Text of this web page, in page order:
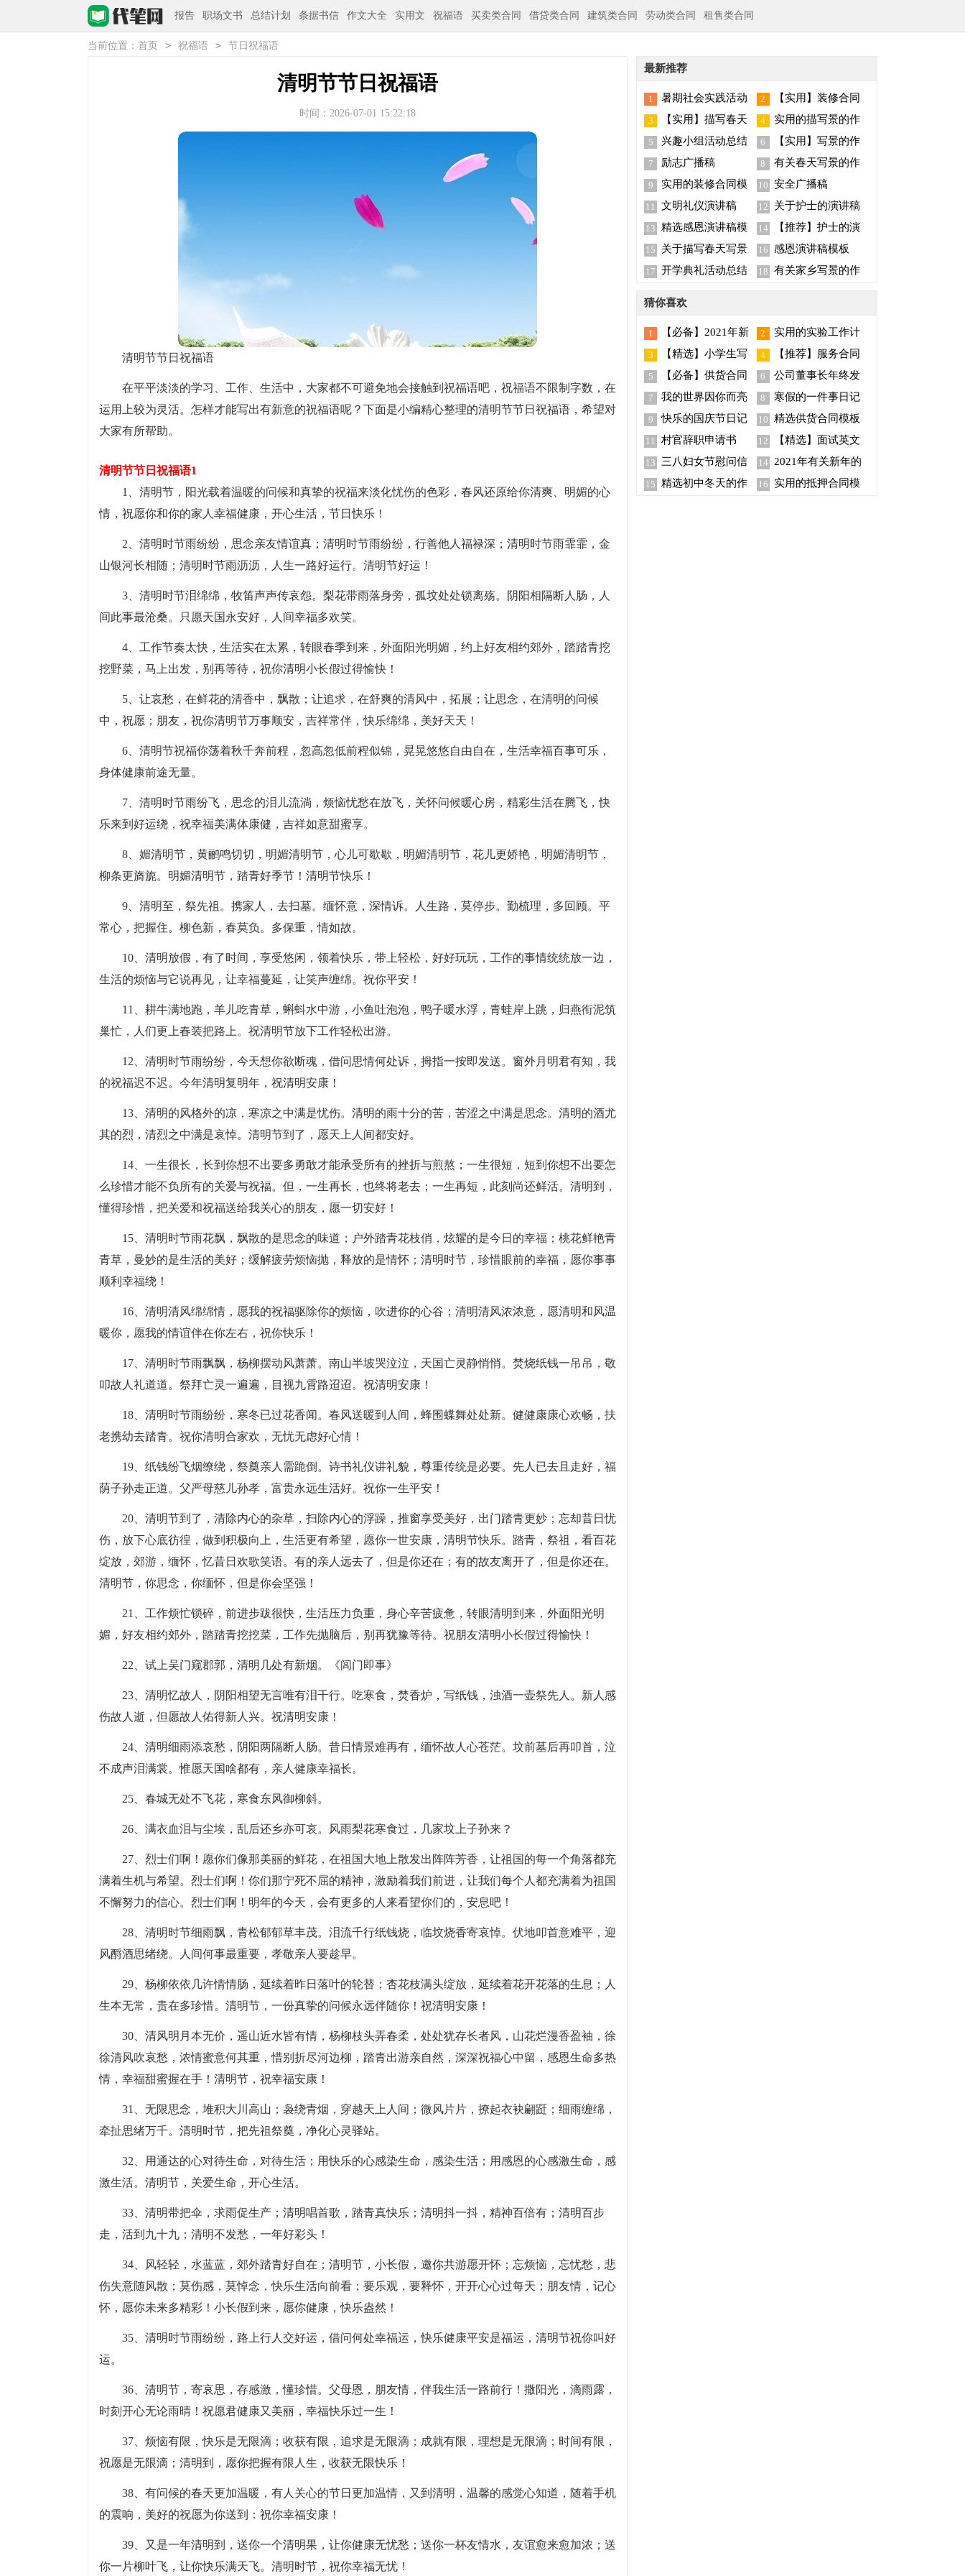
报告 职场文书 总结计划 条据书信 作文大全 实用文 祝福语 买卖类合同 借贷类合同 建筑类合同 劳动类合同 租售类合同
当前位置： 首页 > 祝福语 > 节日祝福语
清明节节日祝福语
时间：2026-07-01 15:22:18
清明节节日祝福语
在平平淡淡的学习、工作、生活中，大家都不可避免地会接触到祝福语吧，祝福语不限制字数，在
运用上较为灵活。怎样才能写出有新意的祝福语呢？下面是小编精心整理的清明节节日祝福语，希望对
大家有所帮助。
清明节节日祝福语1
1、清明节，阳光载着温暖的问候和真挚的祝福来淡化忧伤的色彩，春风还原给你清爽、明媚的心
情，祝愿你和你的家人幸福健康，开心生活，节日快乐！
2、清明时节雨纷纷，思念亲友情谊真；清明时节雨纷纷，行善他人福禄深；清明时节雨霏霏，金
山银河长相随；清明时节雨沥沥，人生一路好运行。清明节好运！
3、清明时节泪绵绵，牧笛声声传哀怨。梨花带雨落身旁，孤坟处处锁离殇。阴阳相隔断人肠，人
间此事最沧桑。只愿天国永安好，人间幸福多欢笑。
4、工作节奏太快，生活实在太累，转眼春季到来，外面阳光明媚，约上好友相约郊外，踏踏青挖
挖野菜，马上出发，别再等待，祝你清明小长假过得愉快！
5、让哀愁，在鲜花的清香中，飘散；让追求，在舒爽的清风中，拓展；让思念，在清明的问候
中，祝愿；朋友，祝你清明节万事顺安，吉祥常伴，快乐绵绵，美好天天！
6、清明节祝福你荡着秋千奔前程，忽高忽低前程似锦，晃晃悠悠自由自在，生活幸福百事可乐，
身体健康前途无量。
7、清明时节雨纷飞，思念的泪儿流淌，烦恼忧愁在放飞，关怀问候暖心房，精彩生活在腾飞，快
乐来到好运绕，祝幸福美满体康健，吉祥如意甜蜜享。
8、媚清明节，黄鹂鸣切切，明媚清明节，心儿可歇歇，明媚清明节，花儿更娇艳，明媚清明节，
柳条更旖旎。明媚清明节，踏青好季节！清明节快乐！
9、清明至，祭先祖。携家人，去扫墓。缅怀意，深情诉。人生路，莫停步。勤梳理，多回顾。平
常心，把握住。柳色新，春莫负。多保重，情如故。
10、清明放假，有了时间，享受悠闲，领着快乐，带上轻松，好好玩玩，工作的事情统统放一边，
生活的烦恼与它说再见，让幸福蔓延，让笑声缠绵。祝你平安！
11、耕牛满地跑，羊儿吃青草，蝌蚪水中游，小鱼吐泡泡，鸭子暖水浮，青蛙岸上跳，归燕衔泥筑
巢忙，人们更上春装把路上。祝清明节放下工作轻松出游。
12、清明时节雨纷纷，今天想你欲断魂，借问思情何处诉，拇指一按即发送。窗外月明君有知，我
的祝福迟不迟。今年清明复明年，祝清明安康！
13、清明的风格外的凉，寒凉之中满是忧伤。清明的雨十分的苦，苦涩之中满是思念。清明的酒尤
其的烈，清烈之中满是哀悼。清明节到了，愿天上人间都安好。
14、一生很长，长到你想不出要多勇敢才能承受所有的挫折与煎熬；一生很短，短到你想不出要怎
么珍惜才能不负所有的关爱与祝福。但，一生再长，也终将老去；一生再短，此刻尚还鲜活。清明到，
懂得珍惜，把关爱和祝福送给我关心的朋友，愿一切安好！
15、清明时节雨花飘，飘散的是思念的味道；户外踏青花枝俏，炫耀的是今日的幸福；桃花鲜艳青
青草，曼妙的是生活的美好；缓解疲劳烦恼抛，释放的是情怀；清明时节，珍惜眼前的幸福，愿你事事
顺利幸福绕！
16、清明清风绵绵情，愿我的祝福驱除你的烦恼，吹进你的心谷；清明清风浓浓意，愿清明和风温
暖你，愿我的情谊伴在你左右，祝你快乐！
17、清明时节雨飘飘，杨柳摆动风萧萧。南山半坡哭泣泣，天国亡灵静悄悄。焚烧纸钱一吊吊，敬
叩故人礼道道。祭拜亡灵一遍遍，目视九霄路迢迢。祝清明安康！
18、清明时节雨纷纷，寒冬已过花香闻。春风送暖到人间，蜂围蝶舞处处新。健健康康心欢畅，扶
老携幼去踏青。祝你清明合家欢，无忧无虑好心情！
19、纸钱纷飞烟缭绕，祭奠亲人需跪倒。诗书礼仪讲礼貌，尊重传统是必要。先人已去且走好，福
荫子孙走正道。父严母慈儿孙孝，富贵永远生活好。祝你一生平安！
20、清明节到了，清除内心的杂草，扫除内心的浮躁，推窗享受美好，出门踏青更妙；忘却昔日忧
伤，放下心底彷徨，做到积极向上，生活更有希望，愿你一世安康，清明节快乐。踏青，祭祖，看百花
绽放，郊游，缅怀，忆昔日欢歌笑语。有的亲人远去了，但是你还在；有的故友离开了，但是你还在。
清明节，你思念，你缅怀，但是你会坚强！
21、工作烦忙锁碎，前进步跋很快，生活压力负重，身心辛苦疲惫，转眼清明到来，外面阳光明
媚，好友相约郊外，踏踏青挖挖菜，工作先抛脑后，别再犹豫等待。祝朋友清明小长假过得愉快！
22、试上吴门窥郡郭，清明几处有新烟。《闾门即事》
23、清明忆故人，阴阳相望无言唯有泪千行。吃寒食，焚香炉，写纸钱，浊酒一壶祭先人。新人感
伤故人逝，但愿故人佑得新人兴。祝清明安康！
24、清明细雨添哀愁，阴阳两隔断人肠。昔日情景难再有，缅怀故人心苍茫。坟前墓后再叩首，泣
不成声泪满裳。惟愿天国啥都有，亲人健康幸福长。
25、春城无处不飞花，寒食东风御柳斜。
26、满衣血泪与尘埃，乱后还乡亦可哀。风雨梨花寒食过，几家坟上子孙来？
27、烈士们啊！愿你们像那美丽的鲜花，在祖国大地上散发出阵阵芳香，让祖国的每一个角落都充
满着生机与希望。烈士们啊！你们那宁死不屈的精神，激励着我们前进，让我们每个人都充满着为祖国
不懈努力的信心。烈士们啊！明年的今天，会有更多的人来看望你们的，安息吧！
28、清明时节细雨飘，青松郁郁草丰茂。泪流千行纸钱烧，临坟烧香寄哀悼。伏地叩首意难平，迎
风酹酒思绪绕。人间何事最重要，孝敬亲人要趁早。
29、杨柳依依几许情情肠，延续着昨日落叶的轮替；杏花枝满头绽放，延续着花开花落的生息；人
生本无常，贵在多珍惜。清明节，一份真挚的问候永远伴随你！祝清明安康！
30、清风明月本无价，遥山近水皆有情，杨柳枝头弄春柔，处处犹存长者风，山花烂漫香盈袖，徐
徐清风吹哀愁，浓情蜜意何其重，惜别折尽河边柳，踏青出游亲自然，深深祝福心中留，感恩生命多热
情，幸福甜蜜握在手！清明节，祝幸福安康！
31、无限思念，堆积大川高山；袅绕青烟，穿越天上人间；微风片片，撩起衣袂翩跹；细雨缠绵，
牵扯思绪万千。清明时节，把先祖祭奠，净化心灵驿站。
32、用通达的心对待生命，对待生活；用快乐的心感染生命，感染生活；用感恩的心感激生命，感
激生活。清明节，关爱生命，开心生活。
33、清明带把伞，求雨促生产；清明唱首歌，踏青真快乐；清明抖一抖，精神百倍有；清明百步
走，活到九十九；清明不发愁，一年好彩头！
34、风轻轻，水蓝蓝，郊外踏青好自在；清明节，小长假，邀你共游愿开怀；忘烦恼，忘忧愁，悲
伤失意随风散；莫伤感，莫悼念，快乐生活向前看；要乐观，要释怀，开开心心过每天；朋友情，记心
怀，愿你未来多精彩！小长假到来，愿你健康，快乐盎然！
35、清明时节雨纷纷，路上行人交好运，借问何处幸福运，快乐健康平安是福运，清明节祝你叫好
运。
36、清明节，寄哀思，存感激，懂珍惜。父母恩，朋友情，伴我生活一路前行！撒阳光，滴雨露，
时刻开心无论雨晴！祝愿君健康又美丽，幸福快乐过一生！
37、烦恼有限，快乐是无限滴；收获有限，追求是无限滴；成就有限，理想是无限滴；时间有限，
祝愿是无限滴；清明到，愿你把握有限人生，收获无限快乐！
38、有问候的春天更加温暖，有人关心的节日更加温情，又到清明，温馨的感觉心知道，随着手机
的震响，美好的祝愿为你送到：祝你幸福安康！
39、又是一年清明到，送你一个清明果，让你健康无忧愁；送你一杯友情水，友谊愈来愈加浓；送
你一片柳叶飞，让你快乐满天飞。清明时节，祝你幸福无忧！
最新推荐
1
暑期社会实践活动
总结
2
【实用】装修合同
范文汇总5篇
3
【实用】描写春天
写景的作文合集7篇
4
实用的描写景的作
文汇总6篇
5 兴趣小组活动总结 6
【实用】写景的作
文汇编7篇
7 励志广播稿 8
有关春天写景的作
文六篇
9
实用的装修合同模
板集锦八篇
10 安全广播稿
11 文明礼仪演讲稿 12
关于护士的演讲稿
锦集六篇
13 精选感恩演讲稿模
板集锦七篇
14
【推荐】护士的演
讲稿锦集8篇
15
关于描写春天写景
的作文三篇
16 感恩演讲稿模板
17 开学典礼活动总结 18 有关家乡写景的作
猜你喜欢
1
【必备】2021年新
年的祝福语摘录30句
2
实用的实验工作计
划十篇
3
【精选】小学生写
景作文3篇
4
【推荐】服务合同
范文汇总七篇
5
【必备】供货合同
模板集合五篇
6
公司董事长年终发
言稿
7
我的世界因你而亮
丽初中作文
8 寒假的一件事日记
9
快乐的国庆节日记
汇编15篇
10 精选供货合同模板
锦集十篇
11 村官辞职申请书 12
【精选】面试英文
自我介绍范文集合6篇
13
三八妇女节慰问信
模板汇编5篇
14
2021年有关新年的
祝福语58句
15 精选初中冬天的作
16 实用的抵押合同模